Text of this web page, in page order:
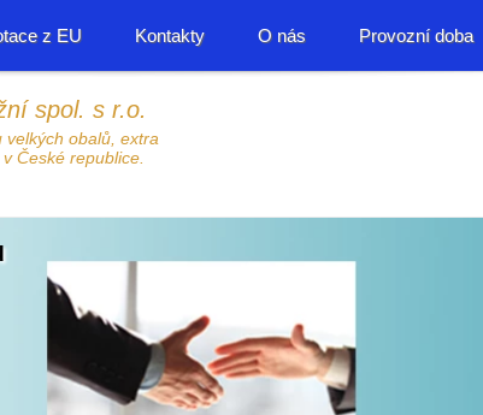
z EU Kontakty O nás Provozní doba
spol. s r.o.
obalů, extra
České republice.